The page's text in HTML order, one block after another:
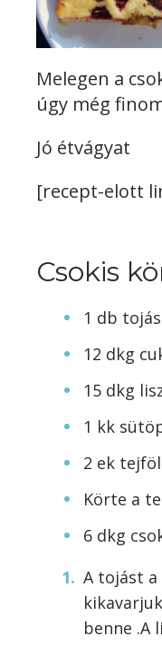
Melegen a
úgy még
Jó étvágyat
[recept-elott
Csokis
1 db tojás
12 dkg
15 dkg
1 kk
2 ek tejföl
Körte a
6 dkg
A tojást
benne .A